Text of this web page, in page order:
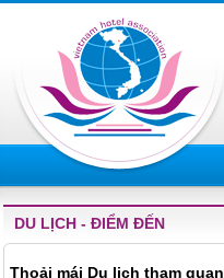
DU LỊCH - ĐIỂM ĐẾN
Thoải mái Du lịch tham